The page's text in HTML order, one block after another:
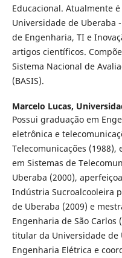
Educacional. Atualmente
Universidade de Uberaba
de Engenharia, TI e
artigos científicos.
Sistema Nacional de
(BASIS).
Marcelo Lucas,
Possui graduação em
eletrônica e
Telecomunicações (1988),
em Sistemas de
Uberaba (2000),
Indústria Sucroalcooleira
de Uberaba (2009) e
Engenharia de São
titular da Universidade de
Engenharia Elétrica e